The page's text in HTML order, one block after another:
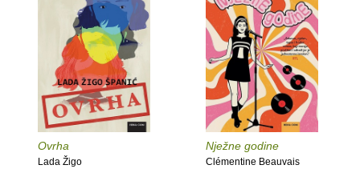
Ovrha
Lada Žigo
Nježne godine
Clémentine Beauvais